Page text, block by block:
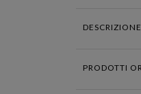
DESCRIZIONE
PRODOTTI